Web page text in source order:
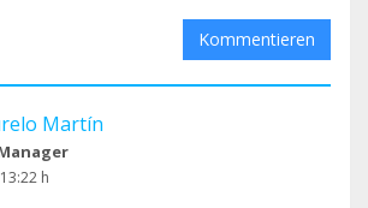
el amor de una madre no tiene
los días. Para Alexis, tareas
caminar o hablar son retos
Kommentieren
Martín
h